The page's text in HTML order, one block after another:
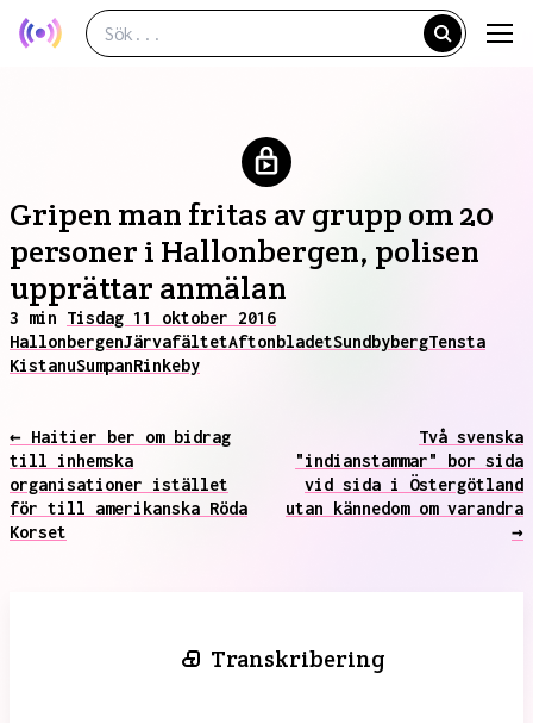
Gripen man fritas av grupp om 20
personer i Hallonbergen, polisen
upprättar anmälan
3 min Tisdag 11 oktober 2016
HallonbergenJärvafältetAftonbladetSundbybergTensta
KistanuSumpanRinkeby
← Haitier ber om bidrag
till inhemska
organisationer istället
för till amerikanska Röda
Korset
Två svenska
"indianstammar" bor sida
vid sida i Östergötland
utan kännedom om varandra
→
Transkribering